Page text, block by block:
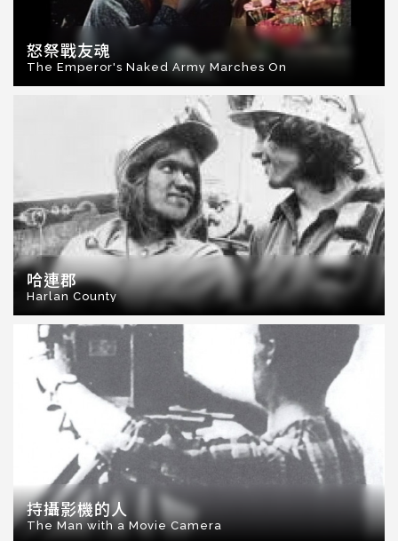
怒祭戰友魂
The Emperor's Naked Army Marches On
哈連郡
Harlan County
持攝影機的人
The Man with a Movie Camera